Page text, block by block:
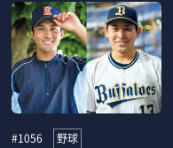
#1056 野球